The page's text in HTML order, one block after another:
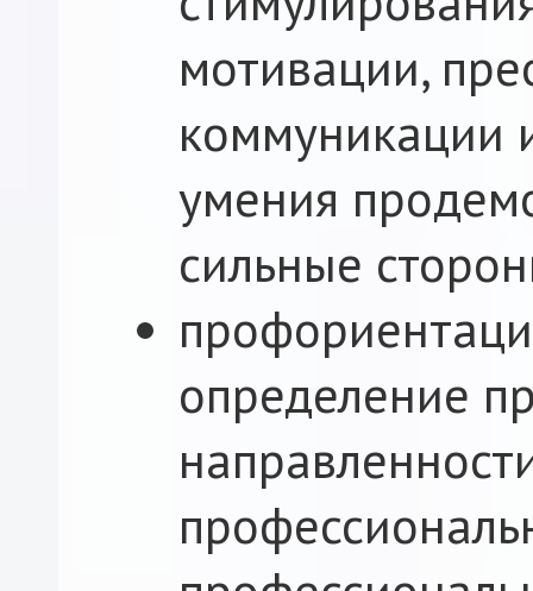
мотивации,
коммуникации
умения
сильные
определение